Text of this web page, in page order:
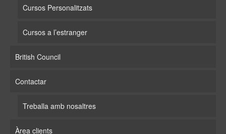
Cursos Personalitzats
Cursos a l’estranger
British Council
Contactar
Treballa amb nosaltres
Àrea clients